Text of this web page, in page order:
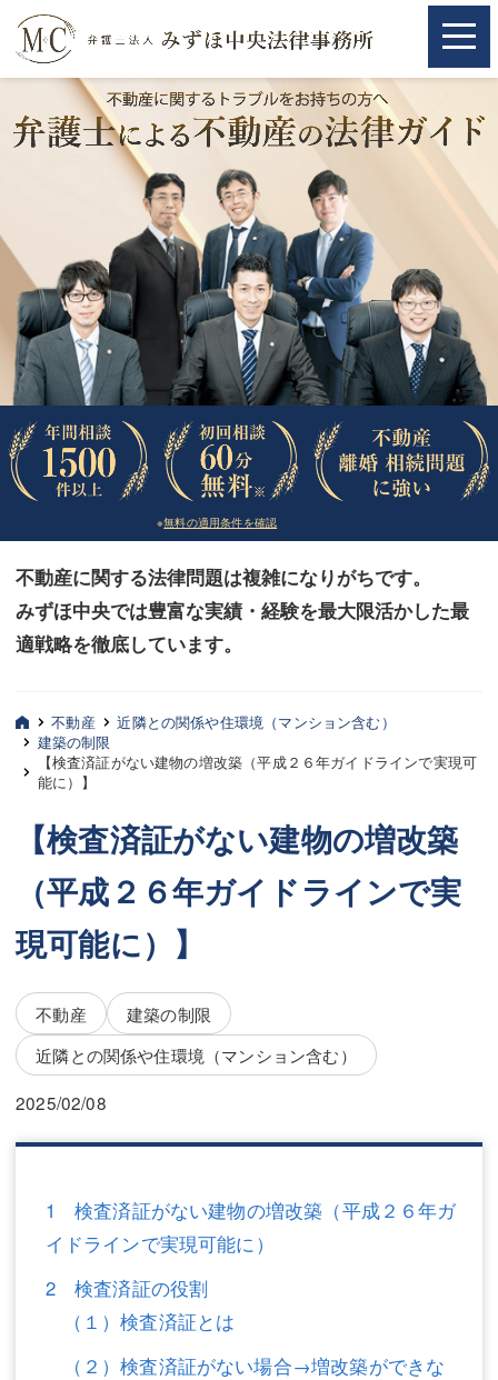
取扱分野
相続・遺言
離婚（夫婦間トラブル）
企業法務
労働問題（解雇，残業等）
刑事弁護
交通事故
法律相談など（その他）
お客様へ
みずほ中央の特長・形式編
弁護士紹介
酒井 博之
坂本 陽一
桶川 聡
三平 隆史
吉元 優仁
小川 祐
弁護士費用
相続・遺言
離婚（夫婦間トラブル）
企業法務
※無料の適用条件を確認
不動産に関する法律問題は複雑になりがちです。
みずほ中央では豊富な実績・経験を最大限活かした最
適戦略を徹底しています。
取扱分野
相続・遺言
離婚（夫婦間トラブル）
企業法務
労働問題（解雇，残業等）
刑事弁護
交通事故
法律相談など（その他）
お客様へ
みずほ中央の特長・形式編
弁護士紹介
酒井 博之
坂本 陽一
桶川 聡
三平 隆史
吉元 優仁
弁護士費用
不動産
離婚（夫婦間トラブル）
企業法務
労働問題（解雇，残業等）
不動産
近隣との関係や住環境（マンション含む）
建築の制限
【検査済証がない建物の増改築（平成２６年ガイドラインで実現可
能に）】
【検査済証がない建物の増改築
（平成２６年ガイドラインで実
現可能に）】
不動産
建築の制限
近隣との関係や住環境（マンション含む）
2025/02/08
1 検査済証がない建物の増改築（平成２６年ガ
イドラインで実現可能に）
2 検査済証の役割
（１）検査済証とは
（２）検査済証がない場合→増改築ができな